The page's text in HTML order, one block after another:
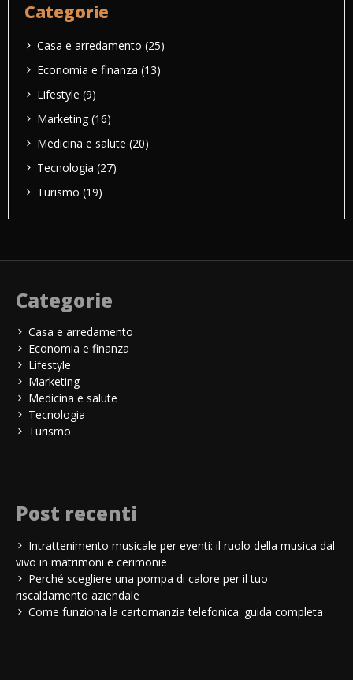
Categorie
Casa e arredamento (25)
Economia e finanza (13)
Lifestyle (9)
Marketing (16)
Medicina e salute (20)
Tecnologia (27)
Turismo (19)
Categorie
Casa e arredamento
Economia e finanza
Lifestyle
Marketing
Medicina e salute
Tecnologia
Turismo
Post recenti
Intrattenimento musicale per eventi: il ruolo della musica dal
vivo in matrimoni e cerimonie
Perché scegliere una pompa di calore per il tuo
riscaldamento aziendale
Come funziona la cartomanzia telefonica: guida completa